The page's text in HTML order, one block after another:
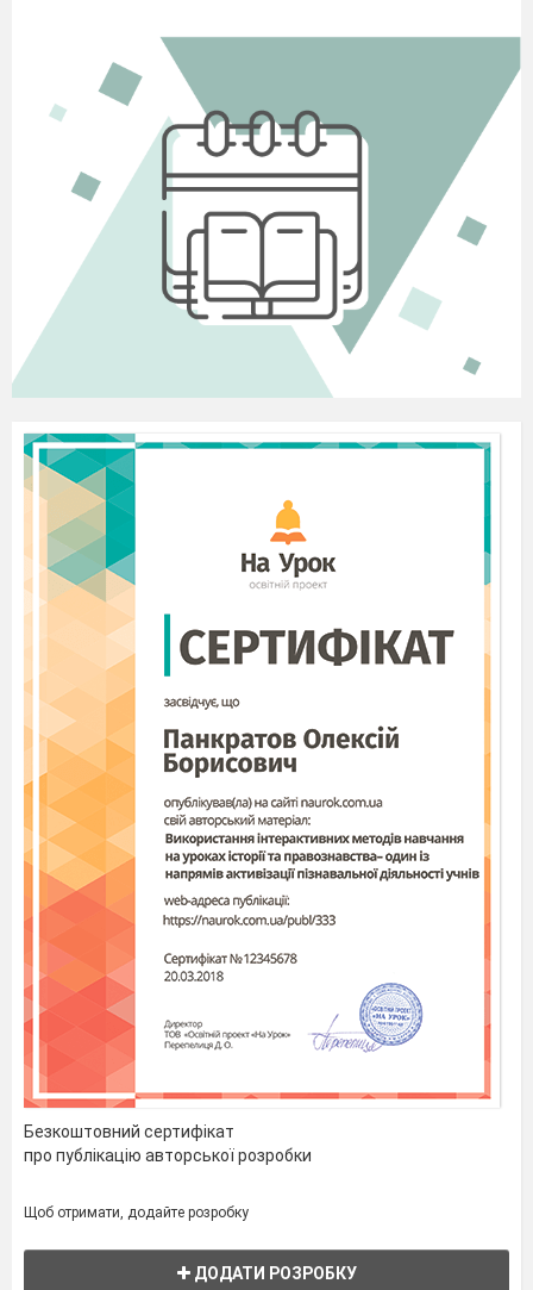
Безкоштовний сертифікат
про публікацію авторської розробки
Щоб отримати, додайте розробку
ДОДАТИ РОЗРОБКУ